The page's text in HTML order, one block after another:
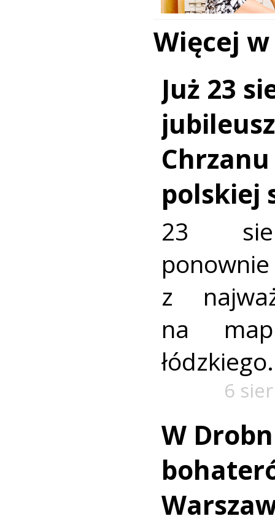
Więcej
Już 23
polskiej
23
z
na
łódzkiego.
6
W